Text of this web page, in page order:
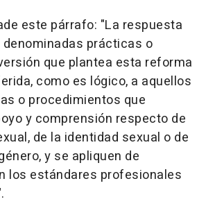
este párrafo: "La respuesta
prácticas o
que plantea esta reforma
como es lógico, a aquellos
o procedimientos que
y comprensión respecto de
de la identidad sexual o de
y se apliquen de
los estándares profesionales